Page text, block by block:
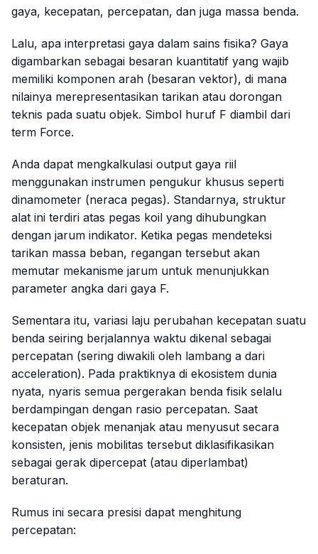
gaya, kecepatan, percepatan, dan juga massa benda.
Lalu, apa interpretasi gaya dalam sains fisika? Gaya
digambarkan sebagai besaran kuantitatif yang wajib
memiliki komponen arah (besaran vektor), di mana
nilainya merepresentasikan tarikan atau dorongan
teknis pada suatu objek. Simbol huruf F diambil dari
term Force.
Anda dapat mengkalkulasi output gaya riil
menggunakan instrumen pengukur khusus seperti
dinamometer (neraca pegas). Standarnya, struktur
alat ini terdiri atas pegas koil yang dihubungkan
dengan jarum indikator. Ketika pegas mendeteksi
tarikan massa beban, regangan tersebut akan
memutar mekanisme jarum untuk menunjukkan
parameter angka dari gaya F.
Sementara itu, variasi laju perubahan kecepatan suatu
benda seiring berjalannya waktu dikenal sebagai
percepatan (sering diwakili oleh lambang a dari
acceleration). Pada praktiknya di ekosistem dunia
nyata, nyaris semua pergerakan benda fisik selalu
berdampingan dengan rasio percepatan. Saat
kecepatan objek menanjak atau menyusut secara
konsisten, jenis mobilitas tersebut diklasifikasikan
sebagai gerak dipercepat (atau diperlambat)
beraturan.
Rumus ini secara presisi dapat menghitung
percepatan: